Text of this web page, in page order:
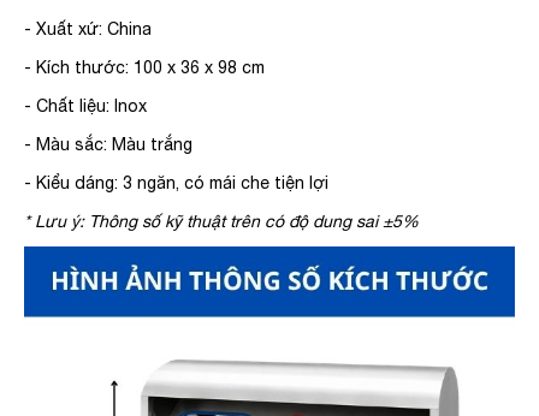
- Xuất xứ: China
- Kích thước: 100 x 36 x 98 cm
- Chất liệu: Inox
- Màu sắc: Màu trắng
- Kiểu dáng: 3 ngăn, có mái che tiện lợi
* Lưu ý: Thông số kỹ thuật trên có độ dung sai ±5%